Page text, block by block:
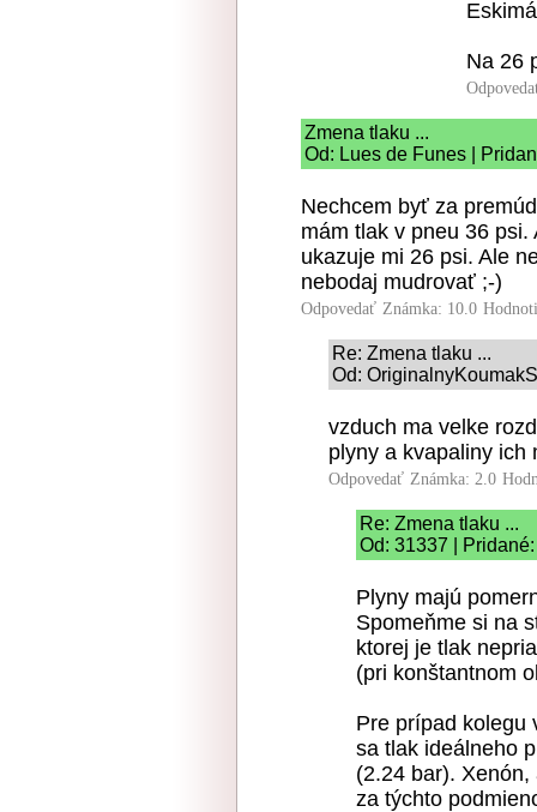
Na 26
Zmena tlaku ...
Od: Lues de Funes |
Nechcem byť za
mám tlak v pneu 36
ukazuje mi 26 psi. Ale
nebodaj mudrovať ;-)
Odpovedať Známka: 10.0
Re: Zmena tlaku ...
Od:
vzduch ma velke
plyny a kvapaliny ich
Odpovedať Známka: 2.0
Re: Zmena tlaku ...
Od: 31337 |
Plyny majú
Spomeňme si na
ktorej je tlak
(pri konštantnom
Pre prípad kolegu
sa tlak ideálneho
(2.24 bar).
za týchto